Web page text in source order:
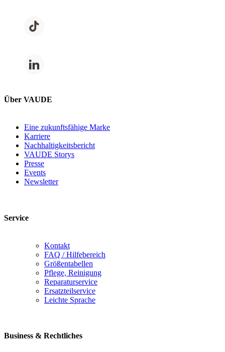
Über VAUDE
Eine zukunftsfähige Marke
Karriere
Nachhaltigkeitsbericht
VAUDE Storys
Presse
Events
Newsletter
Service
Kontakt
FAQ / Hilfebereich
Größentabellen
Pflege, Reinigung
Reparaturservice
Ersatzteilservice
Leichte Sprache
Business & Rechtliches